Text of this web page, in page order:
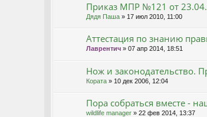
Приказ МПР №121 от
Дядя Паша» 17 июл 2010, 11:00
Аттестация по знанию
Лаврентич» 07 апр 2014, 18:51
Нож и законодательство.
Кората» 10 дек 2006, 12:04
Пора собраться вместе -
wildlife manager» 22 фев 2014, 13:37